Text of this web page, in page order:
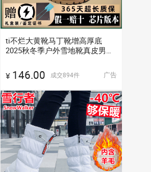
ti不烂大黄靴马丁靴增高厚底
2025秋冬季户外雪地靴真皮男女
¥ 146.00 成交894件 广告